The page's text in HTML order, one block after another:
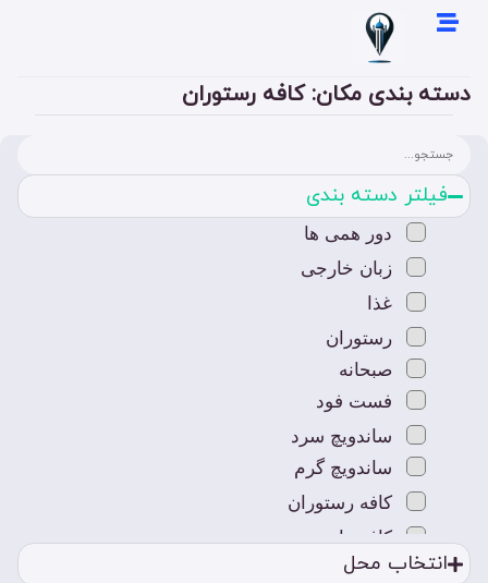
دسته بندی مکان: کافه رستوران
فیلتر دسته بندی
دور همی ها
زبان خارجی
غذا
رستوران
صبحانه
فست فود
ساندویچ سرد
ساندویچ گرم
کافه رستوران
کافه ها
کافه بازی
انتخاب محل